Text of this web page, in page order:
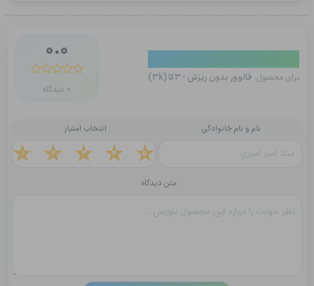
برای محصول:فالوور بدون ریزش - 3کا (3k)
0.0
0 دیدگاه
نام و نام خانوادگی انتخاب امتیاز
1 2 3 4 5
متن دیدگاه